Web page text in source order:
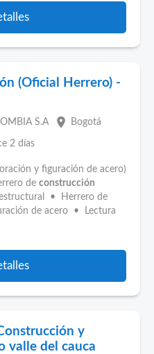
(Oficial Herrero) -
S.A place Bogotá
2 días
y figuración de acero)
de construcción
• Herrero de
de acero • Lectura
y
valle del cauca